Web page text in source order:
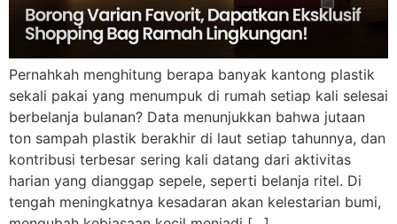
Pernahkah menghitung berapa banyak kantong plastik
sekali pakai yang menumpuk di rumah setiap kali selesai
berbelanja bulanan? Data menunjukkan bahwa jutaan
ton sampah plastik berakhir di laut setiap tahunnya, dan
kontribusi terbesar sering kali datang dari aktivitas
harian yang dianggap sepele, seperti belanja ritel. Di
tengah meningkatnya kesadaran akan kelestarian bumi,